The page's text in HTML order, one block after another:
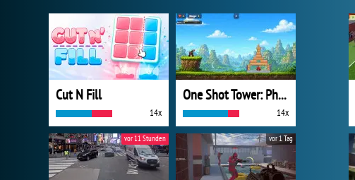
Cut N Fill
14x
One Shot Tower: Physics Destroyer
14x
vor 11 Stunden vor 1 Tag